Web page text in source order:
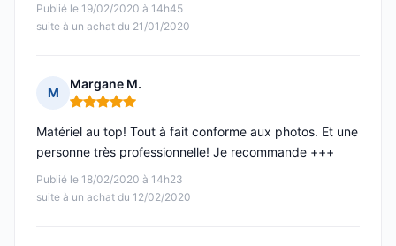
Publié le 19/02/2020 à 14h45
suite à un achat du 21/01/2020
M
Margane M.
Note : 5 sur 5
Publié le 18/02/2020 à 14h23
suite à un achat du 12/02/2020
Matériel au top! Tout à fait conforme aux photos. Et une
personne très professionnelle! Je recommande +++